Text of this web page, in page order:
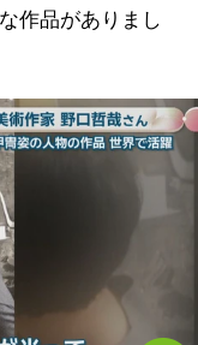
作品がありまし